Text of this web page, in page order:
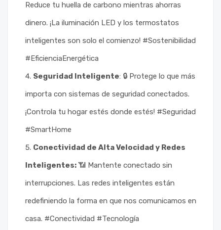
Reduce tu huella de carbono mientras ahorras
dinero. ¡La iluminación LED y los termostatos
inteligentes son solo el comienzo! #Sostenibilidad
#EficienciaEnergética
Seguridad Inteligente: 🔒 Protege lo que más
importa con sistemas de seguridad conectados.
¡Controla tu hogar estés donde estés! #Seguridad
#SmartHome
Conectividad de Alta Velocidad y Redes
Inteligentes: 📶 Mantente conectado sin
interrupciones. Las redes inteligentes están
redefiniendo la forma en que nos comunicamos en
casa. #Conectividad #Tecnología